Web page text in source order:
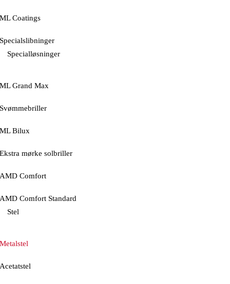
ML Coatings
Specialslibninger
Specialløsninger
ML Grand Max
Svømmebriller
ML Bilux
Ekstra mørke solbriller
AMD Comfort
AMD Comfort Standard
Stel
Metalstel
Acetatstel